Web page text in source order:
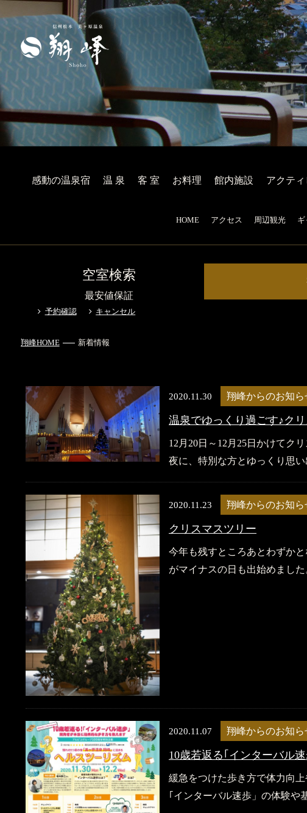
感動の温泉宿 温 泉 客 室 お料理 館内施設 アクティ
HOME アクセス 周辺観光 ギ
空室検索
最安値保証
予約確認 キャンセル
翔峰HOME 新着情報
2020.11.30 翔峰からのお知ら
温泉でゆっくり過ごす♪ク
12月20日～12月25日かけてク
夜に、特別な方とゆっくり思
2020.11.23 翔峰からのお知ら
クリスマスツリー
今年も残すところあとわずか
がマイナスの日も出始めまし
2020.11.07 翔峰からのお知ら
10歳若返る｢インターバル
緩急をつけた歩き方で体力向
｢インターバル速歩」の体験や